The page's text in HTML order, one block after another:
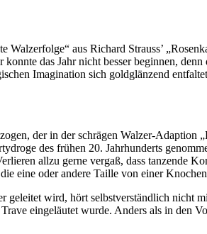
Walzerfolge“ aus Richard Strauss’
das Jahr nicht besser beginnen,
Imagination sich goldglänzend
der in der schrägen Walzer-Adaption
des frühen 20. Jahrhunderts
allzu gerne vergaß, dass tanzende
eine oder andere Taille von einer
geleitet wird, hört selbstverständlich nicht
eingeläutet wurde. Anders als in